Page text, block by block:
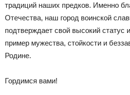
традиций наших предков. Именно
Отечества, наш город воинской
подтверждает свой высокий
пример мужества, стойкости и
Родине.
Гордимся вами!